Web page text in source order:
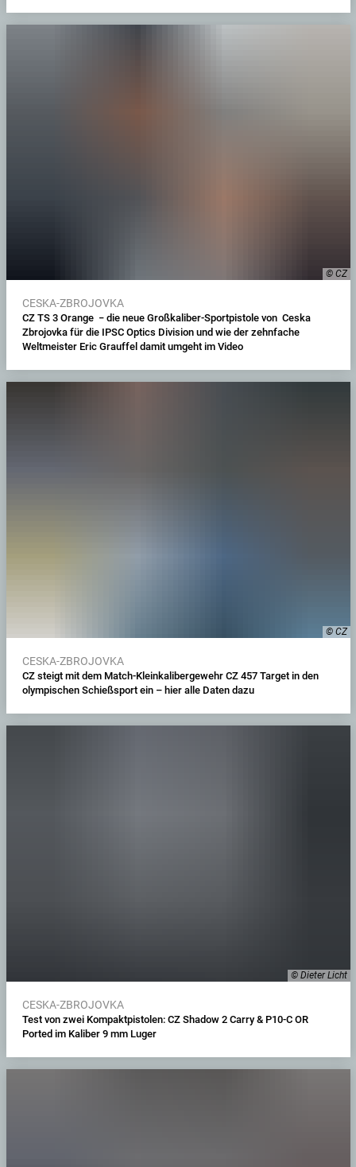
© CZ
CESKA-ZBROJOVKA
CZ TS 3 Orange − die neue Großkaliber-Sportpistole von Ceska
Zbrojovka für die IPSC Optics Division und wie der zehnfache
Weltmeister Eric Grauffel damit umgeht im Video
© CZ
CESKA-ZBROJOVKA
CZ steigt mit dem Match-Kleinkalibergewehr CZ 457 Target in den
olympischen Schießsport ein – hier alle Daten dazu
© Dieter Licht
CESKA-ZBROJOVKA
Test von zwei Kompaktpistolen: CZ Shadow 2 Carry & P10-C OR
Ported im Kaliber 9 mm Luger